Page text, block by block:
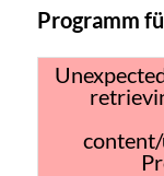
Programm